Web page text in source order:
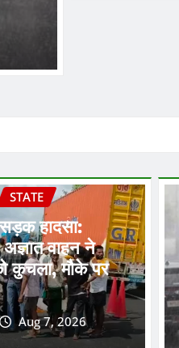
STATE
हादसा:
वाहन ने
कुचला, मौके पर
Aug 7, 2026